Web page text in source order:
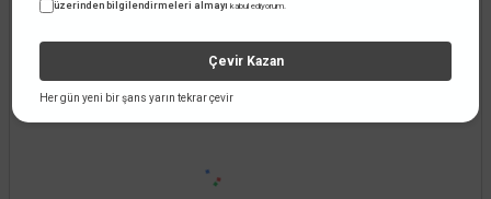
üzerinden bilgilendirmeleri almayı kabul ediyorum.
Çevir Kazan
Her gün yeni bir şans yarın tekrar çevir